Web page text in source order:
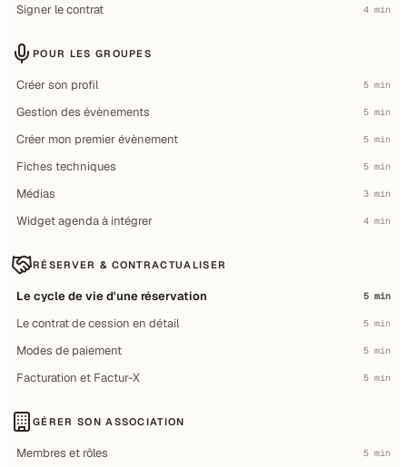
Signer le contrat 4 min
POUR LES GROUPES
Créer son profil 5 min
Gestion des évènements 5 min
Créer mon premier évènement 5 min
Fiches techniques 5 min
Médias 3 min
Widget agenda à intégrer 4 min
RÉSERVER & CONTRACTUALISER
Le cycle de vie d'une réservation 5 min
Le contrat de cession en détail 5 min
Modes de paiement 5 min
Facturation et Factur-X 5 min
GÉRER SON ASSOCIATION
Membres et rôles 5 min